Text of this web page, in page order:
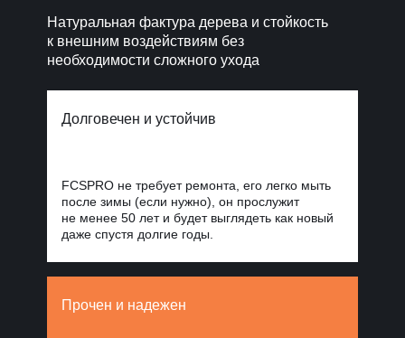
для завершённого фасада
Облицовка
проектов
Фиброцементные
панели Стоун
Блок
Натуральная фактура дерева и стойкость
к внешним воздействиям без
необходимости сложного ухода
Прочен и надежен
Долговечен и устойчив
FCSPRO не требует ремонта, его легко мыть
после зимы (если нужно), он прослужит
не менее 50 лет и будет выглядеть как новый
даже спустя долгие годы.